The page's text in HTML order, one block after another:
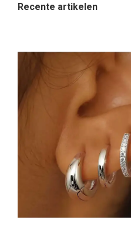
Recente artikelen